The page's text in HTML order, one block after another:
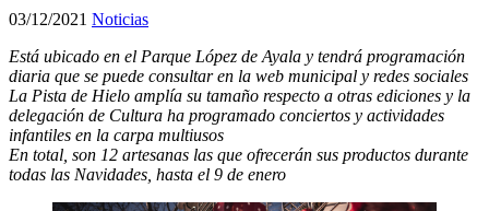
03/12/2021 Noticias
Está ubicado en el Parque López de Ayala y tendrá programación
diaria que se puede consultar en la web municipal y redes sociales
La Pista de Hielo amplía su tamaño respecto a otras ediciones y la
delegación de Cultura ha programado conciertos y actividades
infantiles en la carpa multiusos
En total, son 12 artesanas las que ofrecerán sus productos durante
todas las Navidades, hasta el 9 de enero